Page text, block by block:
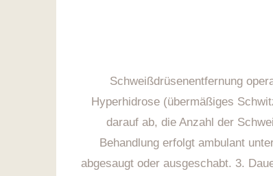
Schweißdrüsenentfernung
Hyperhidrose (übermäßiges
darauf ab, die Anzahl der
Behandlung erfolgt ambulant
abgesaugt oder ausgeschabt. 3.